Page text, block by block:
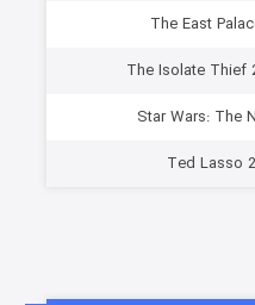
منتشر شد